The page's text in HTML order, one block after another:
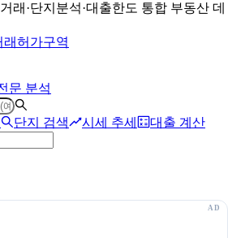
래·단지분석·대출한도 통합 부동산 데
래허가구역
문 분석
단지 검색 시세 추세
대출 계산